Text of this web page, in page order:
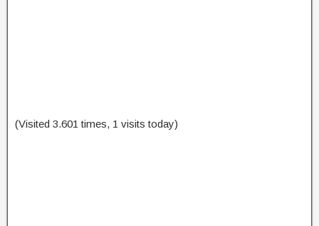
(Visited 3.601 times, 1 visits today)